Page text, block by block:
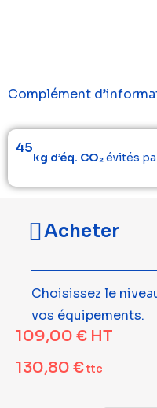
Complément
45
kg d’éq. CO₂évités
Acheter
Choisissez le
vos équipements.
109,00 € HT
130,80 €ttc